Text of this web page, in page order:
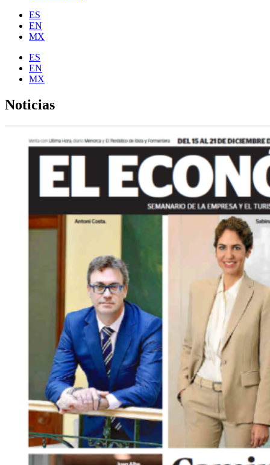
ES
EN
MX
ES
EN
MX
Noticias